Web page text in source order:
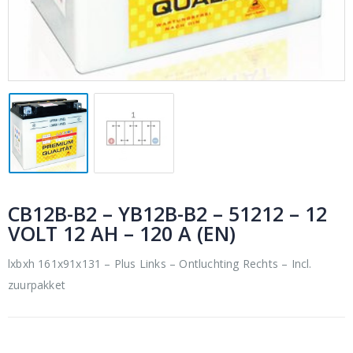
CB12B-B2 – YB12B-B2 – 51212 – 12
VOLT 12 AH – 120 A (EN)
lxbxh 161x91x131 – Plus Links – Ontluchting Rechts – Incl.
zuurpakket